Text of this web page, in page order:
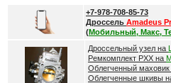
+7-978-708-85-73
Дроссель Amadeus
(Мобильный, Макс,
Дроссельный узел на
Ремкомплект РХХ на
Облегченный маховик
Облегченные шкивы